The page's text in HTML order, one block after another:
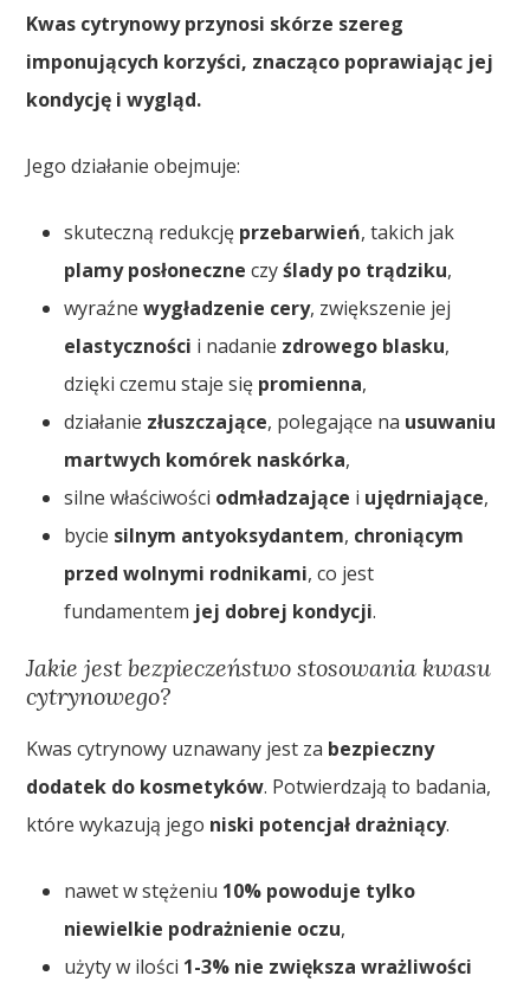
Kwas cytrynowy przynosi skórze szereg
imponujących korzyści, znacząco poprawiając jej
kondycję i wygląd.
Jego działanie obejmuje:
skuteczną redukcję przebarwień, takich jak
plamy posłoneczne czyślady po trądziku,
wyraźnewygładzenie cery, zwiększenie jej
elastyczności i nadanie zdrowego blasku,
dzięki czemu staje się promienna,
działanie złuszczające, polegające na usuwaniu
martwych komórek naskórka,
silne właściwości odmładzające i ujędrniające,
bycie silnym antyoksydantem, chroniącym
przed wolnymi rodnikami, co jest
fundamentem jej dobrej kondycji.
Jakie jest bezpieczeństwo stosowania kwasu
cytrynowego?
Kwas cytrynowy uznawany jest za bezpieczny
dodatek do kosmetyków. Potwierdzają to badania,
które wykazują jego niski potencjał drażniący.
nawet w stężeniu 10% powoduje tylko
niewielkie podrażnienie oczu,
użyty w ilości 1-3% nie zwiększa wrażliwości